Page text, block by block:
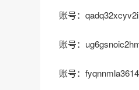
账号：
账号：
账号：